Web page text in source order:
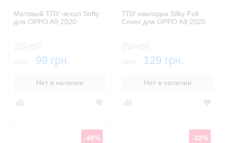
Матовый ТПУ чехол Softy
для OPPO A9 2020
99 грн.
Нет в наличии
ТПУ накладка Silky Full
Cover для OPPO A9 2020
129 грн.
Нет в наличии
-48% -32%